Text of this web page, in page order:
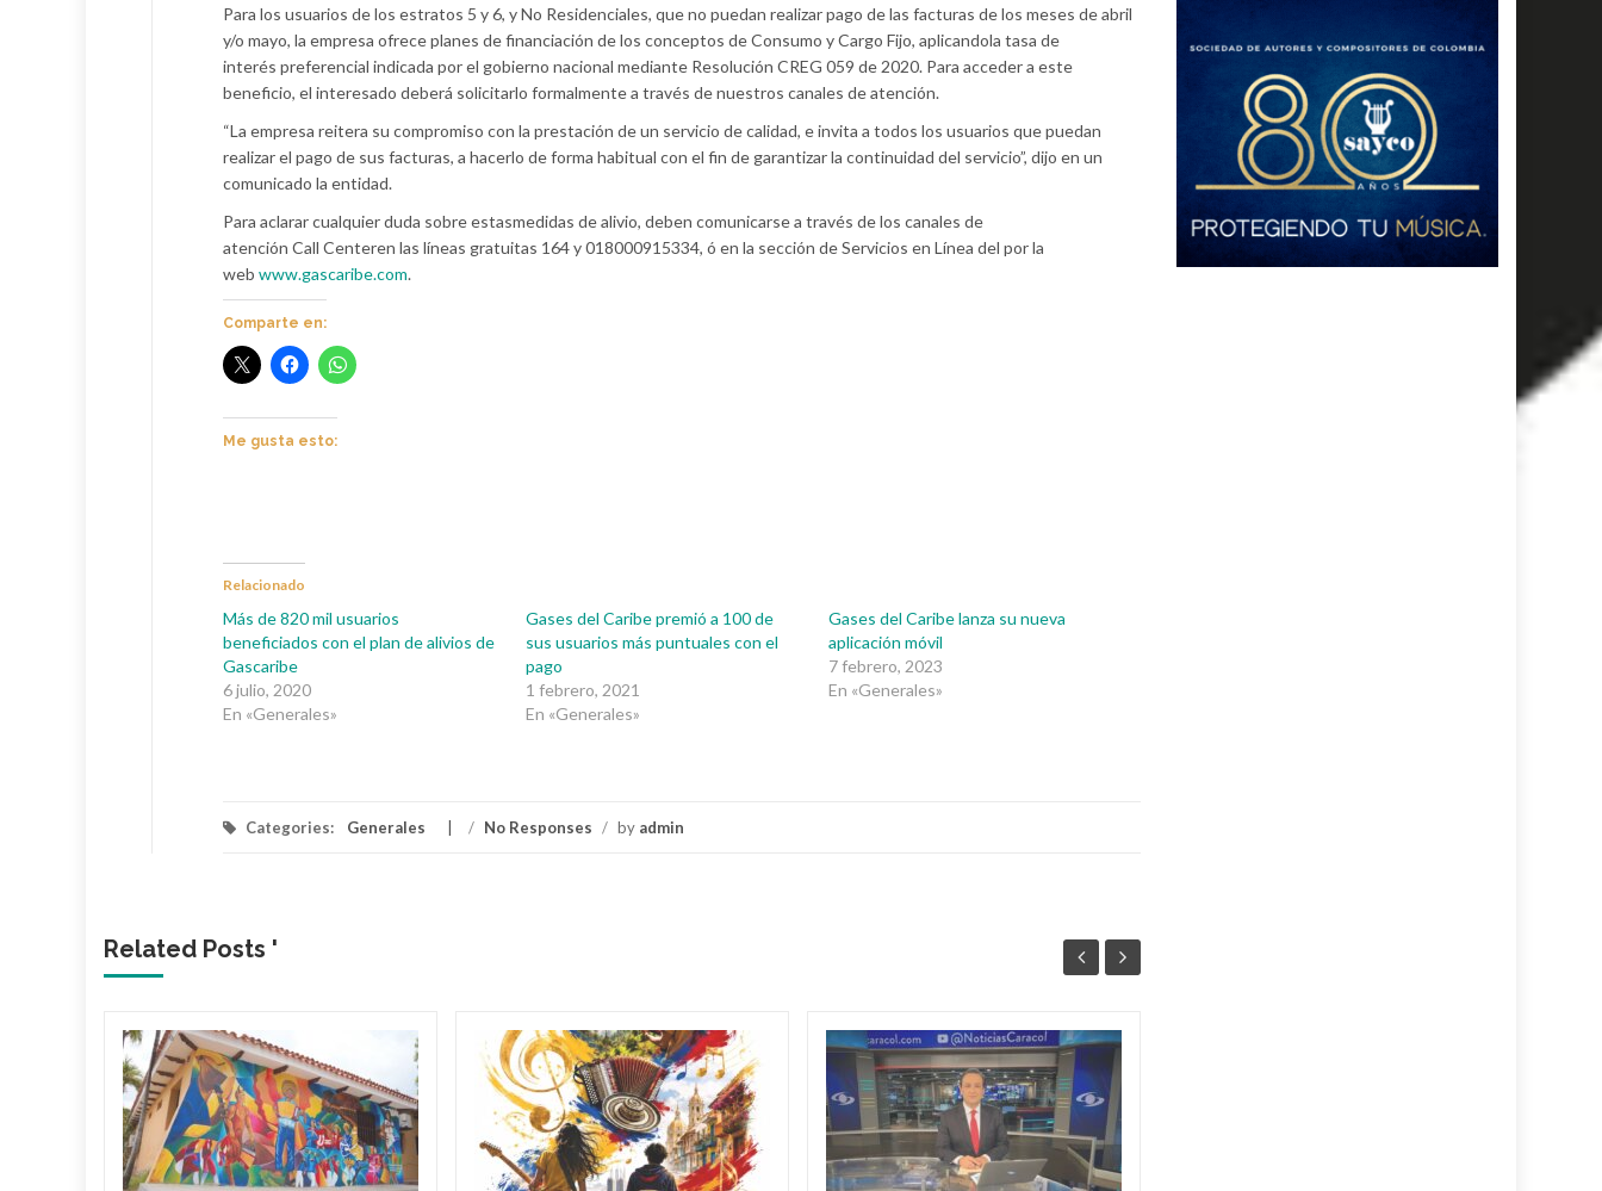
Para los usuarios de los estratos 5 y 6, y No Residenciales, que no puedan realizar pago de las facturas de los meses de abril
y/o mayo, la empresa ofrece planes de financiación de los conceptos de Consumo y Cargo Fijo, aplicandola tasa de
interés preferencial indicada por el gobierno nacional mediante Resolución CREG 059 de 2020. Para acceder a este
beneficio, el interesado deberá solicitarlo formalmente a través de nuestros canales de atención.
“La empresa reitera su compromiso con la prestación de un servicio de calidad, e invita a todos los usuarios que puedan
realizar el pago de sus facturas, a hacerlo de forma habitual con el fin de garantizar la continuidad del servicio”, dijo en un
comunicado la entidad.
Para aclarar cualquier duda sobre estasmedidas de alivio, deben comunicarse a través de los canales de
atención Call Centeren las líneas gratuitas 164 y 018000915334, ó en la sección de Servicios en Línea del por la
web www.gascaribe.com.
Comparte en:
Me gusta esto:
Relacionado
Más de 820 mil usuarios
beneficiados con el plan de alivios de
Gascaribe
6 julio, 2020
En «Generales»
Gases del Caribe premió a 100 de
sus usuarios más puntuales con el
pago
1 febrero, 2021
En «Generales»
Gases del Caribe lanza su nueva
aplicación móvil
7 febrero, 2023
En «Generales»
Categories: Generales / No Responses / by admin
Related Posts '